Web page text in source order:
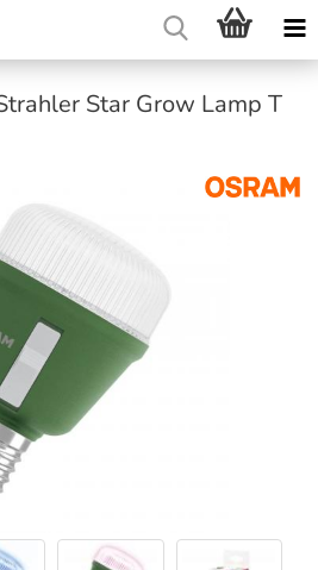
Star Grow Lamp T